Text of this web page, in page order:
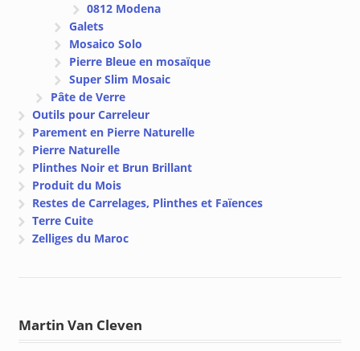
0812 Modena
Galets
Mosaico Solo
Pierre Bleue en mosaïque
Super Slim Mosaic
Pâte de Verre
Outils pour Carreleur
Parement en Pierre Naturelle
Pierre Naturelle
Plinthes Noir et Brun Brillant
Produit du Mois
Restes de Carrelages, Plinthes et Faïences
Terre Cuite
Zelliges du Maroc
Martin Van Cleven